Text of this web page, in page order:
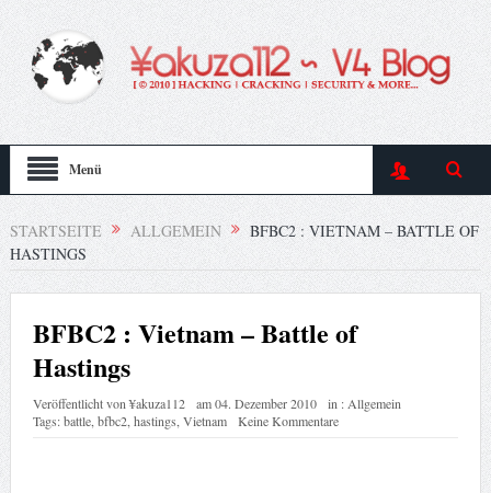
Menü
STARTSEITE ALLGEMEIN
BFBC2 : VIETNAM – BATTLE OF
HASTINGS
BFBC2 : Vietnam – Battle of
Hastings
Veröffentlicht von¥akuza112 am04. Dezember 2010 in : Allgemein
Tags:battle, bfbc2, hastings Vietnam Keine Kommentare